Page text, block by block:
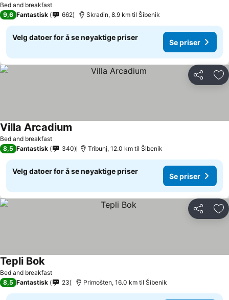
Bed and breakfast
9,6 Fantastisk 662 Skradin, 8.9 km til Šibenik
Velg datoer for å se nøyaktige priser
Se priser
Del
Bed and breakfast
Villa Arcadium
8,5 Fantastisk 340 Tribunj, 12.0 km til Šibenik
Velg datoer for å se nøyaktige priser
Se priser
Del
Bed and breakfast
Tepli Bok
8,5 Fantastisk 23 Primošten, 16.0 km til Šibenik